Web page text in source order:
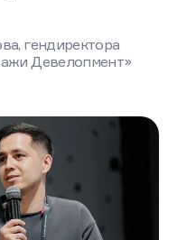
гендиректора
Девелопмент»